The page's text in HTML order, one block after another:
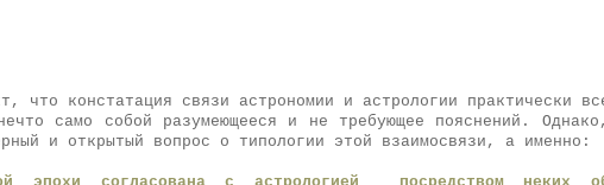
что констатация связи астрономии и астрологии практически
само собой разумеющееся и не требующее пояснений.
и открытый вопрос о типологии этой взаимосвязи, а именно: